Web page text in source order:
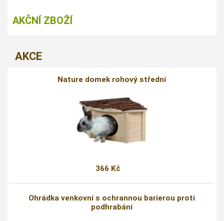
AKČNÍ ZBOŽÍ
AKCE
Nature domek rohový střední
366 Kč
Ohrádka venkovní s ochrannou barierou proti
podhrabání